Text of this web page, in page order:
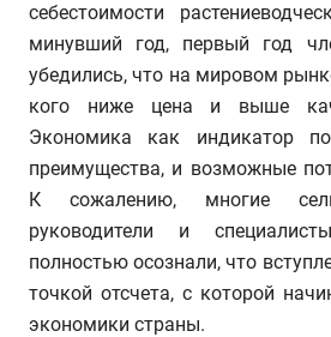
себестоимости
минувший год, первый год
убедились, что на мировом
кого ниже цена и выше
Экономика как индикатор
преимущества, и возможные
К сожалению, многие
руководители и
полностью осознали, что
точкой отсчета, с которой
экономики страны.